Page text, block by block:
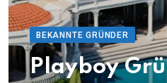
BEKANNTE GRÜNDER
Playboy